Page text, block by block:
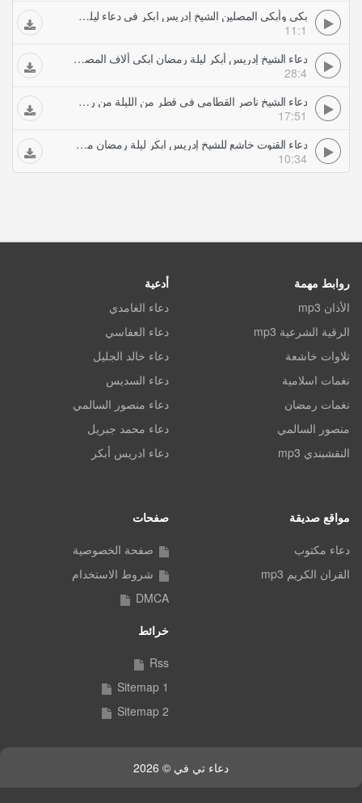
بكى وأبكى المصلين الشيخ إدريس ابكر فى دعاء ليلة رمضان من جامع الشيخ زايد
11:1
دعاء الشيخ إدريس أبكر ليلة رمضان ابكى ألاف المصلين والجموع التى حضرت مسجد الشيخ زايد
28:4
دعاء الشيخ ناصر القطامي في قطر من الليلة من رمضان بكى وأبكى من في المسجد
17:51
دعاء القنوت خاشع للشيخ إدريس ابكر ليلة رمضان من مسجد الشيخ زايد أبكى المصلين
10:34
روابط مهمة
الأذان mp3
الرقية الشرعية mp3
تلاوات خاشعة
نغمات اسلامية
نغمات رمضان
منصور السالمي
النقشبندي mp3
أدعية
دعاء الغامدي
دعاء العفاسي
دعاء خالد الجليل
دعاء السديس
دعاء منصور السالمي
دعاء محمد جبريل
دعاء ادريس أبكر
مواقع صديقة
دعاء مكتوب
القران الكريم mp3
صفحات
صفحة الخصوصية
شروط الاستخدام
DMCA
خرائط
Rss
Sitemap 1
Sitemap 2
دعاء تي في © 2026